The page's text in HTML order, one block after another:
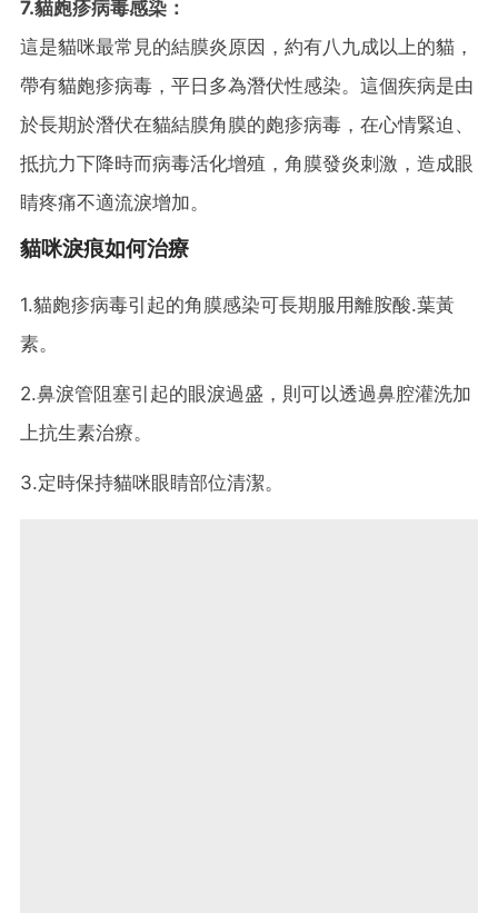
7.貓皰疹病毒感染：
這是貓咪最常見的結膜炎原因，約有八九成以上的貓，
帶有貓皰疹病毒，平日多為潛伏性感染。這個疾病是由
於長期於潛伏在貓結膜角膜的皰疹病毒，在心情緊迫、
抵抗力下降時而病毒活化增殖，角膜發炎刺激，造成眼
睛疼痛不適流淚增加。
貓咪淚痕如何治療
1.貓皰疹病毒引起的角膜感染可長期服用離胺酸.葉黃
素。
2.鼻淚管阻塞引起的眼淚過盛，則可以透過鼻腔灌洗加
上抗生素治療。
3.定時保持貓咪眼睛部位清潔。